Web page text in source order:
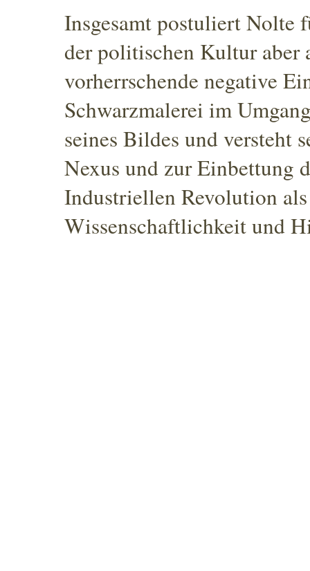
Insgesamt postuliert Nolte
der politischen Kultur aber
vorherrschende negative
Schwarzmalerei im
seines Bildes und versteht
Nexus und zur Einbettung
Industriellen Revolution
Wissenschaftlichkeit und